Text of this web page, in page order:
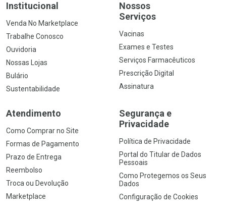
Institucional
Venda No Marketplace
Trabalhe Conosco
Ouvidoria
Nossas Lojas
Bulário
Sustentabilidade
Nossos
Serviços
Vacinas
Exames e Testes
Serviços Farmacêuticos
Prescrição Digital
Assinatura
Atendimento
Como Comprar no Site
Formas de Pagamento
Prazo de Entrega
Reembolso
Troca ou Devolução
Marketplace
Segurança e
Privacidade
Política de Privacidade
Portal do Titular de Dados
Pessoais
Como Protegemos os Seus
Dados
Configuração de Cookies